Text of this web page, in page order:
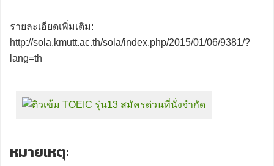
รายละเอียดเพิ่มเติม:
http://sola.kmutt.ac.th/sola/index.php/2015/01/06/9381/?
lang=th
หมายเหตุ: